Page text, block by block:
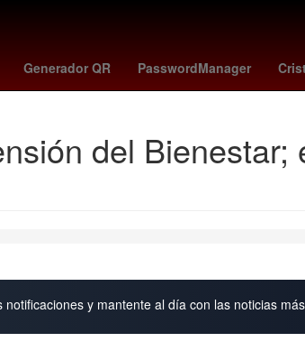
Generador QR PasswordManager
Nueva York G7 paises 27 de marzo
del Bienestar;
y mantente al día con las noticias